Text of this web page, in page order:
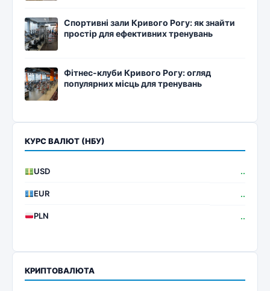
Спортивні зали Кривого Рогу: як знайти
простір для ефективних тренувань
Фітнес-клуби Кривого Рогу: огляд
популярних місць для тренувань
КУРС ВАЛЮТ (НБУ)
USD ..
EUR ..
PLN ..
КРИПТОВАЛЮТА